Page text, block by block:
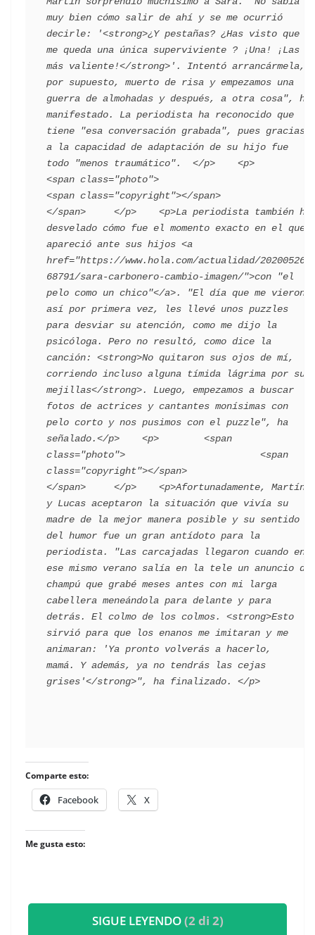
muy bien cómo salir de ahí y se me ocurrió
decirle: '<strong>¿Y pestañas? ¿Has visto que
me queda una única superviviente ? ¡Una! ¡Las
más valiente!</strong>'. Intentó arrancármela,
por supuesto, muerto de risa y empezamos una
guerra de almohadas y después, a otra cosa", ha
manifestado. La periodista ha reconocido que
tiene "esa conversación grabada", pues gracias
a la capacidad de adaptación de su hijo fue
todo "menos traumático".  </p>    <p>
<span class="photo">
<span class="copyright"></span>
</span>     </p>    <p>La periodista también ha
desvelado cómo fue el momento exacto en el que
apareció ante sus hijos <a
href="https://www.hola.com/actualidad/202005261
68791/sara-carbonero-cambio-imagen/">con "el
pelo como un chico"</a>. "El día que me vieron
así por primera vez, les llevé unos puzzles
para desviar su atención, como me dijo la
psicóloga. Pero no resultó, como dice la
canción: <strong>No quitaron sus ojos de mí,
corriendo incluso alguna tímida lágrima por sus
mejillas</strong>. Luego, empezamos a buscar
fotos de actrices y cantantes monísimas con
pelo corto y nos pusimos con el puzzle", ha
señalado.</p>    <p>        <span
class="photo">                        <span
class="copyright"></span>
</span>     </p>    <p>Afortunadamente, Martín
y Lucas aceptaron la situación que vivía su
madre de la mejor manera posible y su sentido
del humor fue un gran antídoto para la
periodista. "Las carcajadas llegaron cuando en
ese mismo verano salía en la tele un anuncio de
champú que grabé meses antes con mi larga
cabellera meneándola para delante y para
detrás. El colmo de los colmos. <strong>Esto
sirvió para que los enanos me imitaran y me
animaran: 'Ya pronto volverás a hacerlo,
mamá. Y además, ya no tendrás las cejas
Comparte esto:
Facebook X
Me gusta esto:
SIGUE LEYENDO(2 di 2)